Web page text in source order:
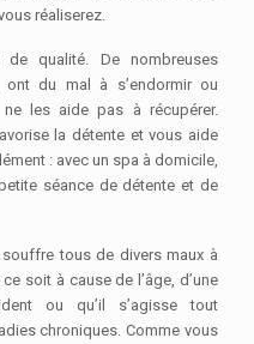
réaliserez.
qualité. De nombreuses
ont du mal à s’endormir ou
les aide pas à récupérer.
la détente et vous aide
: avec un spa à domicile,
séance de détente et de
tous de divers maux à
soit à cause de l’âge, d’une
ou qu’il s’agisse tout
chroniques. Comme vous